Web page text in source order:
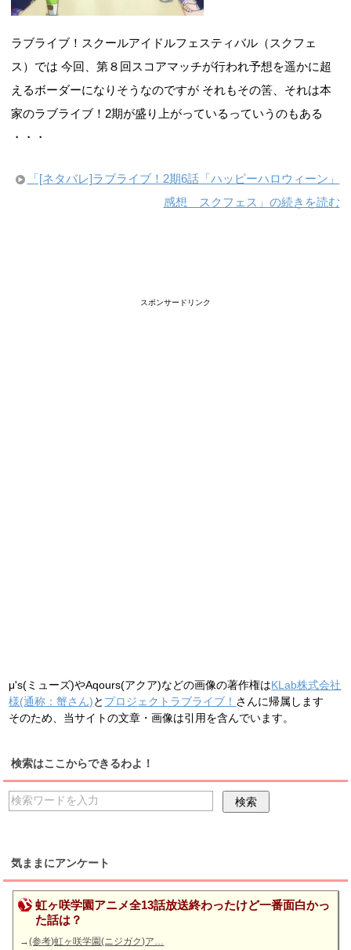
ラブライブ！スクールアイドルフェスティバル（スクフェ
ス）では 今回、第８回スコアマッチが行われ予想を遥かに超
えるボーダーになりそうなのですが それもその筈、それは本
家のラブライブ！2期が盛り上がっているっていうのもある
・・・
「[ネタバレ]ラブライブ！2期6話「ハッピーハロウィーン」
感想 スクフェス」の続きを読む
スポンサードリンク
μ's(ミューズ)やAqours(アクア)などの画像の著作権はKLab株式会社
様(通称：蟹さん)と プロジェクトラブライブ！ さんに帰属します
そのため、当サイトの文章・画像は引用を含んでいます。
検索はここからできるわよ！
気ままにアンケート
虹ヶ咲学園アニメ全13話放送終わったけど一番面白かっ
た話は？
→(参考)虹ヶ咲学園(ニジガク)ア…